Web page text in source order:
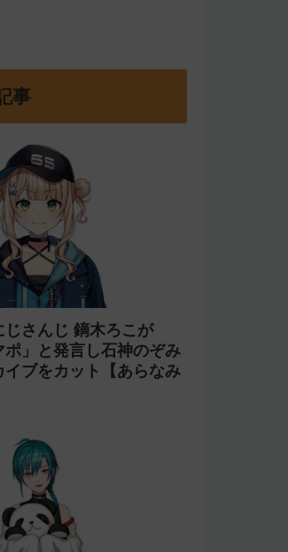
事
じさんじ 鏑木ろこが
ポ」と発言し石神のぞみ
ブをカット【あらなみ